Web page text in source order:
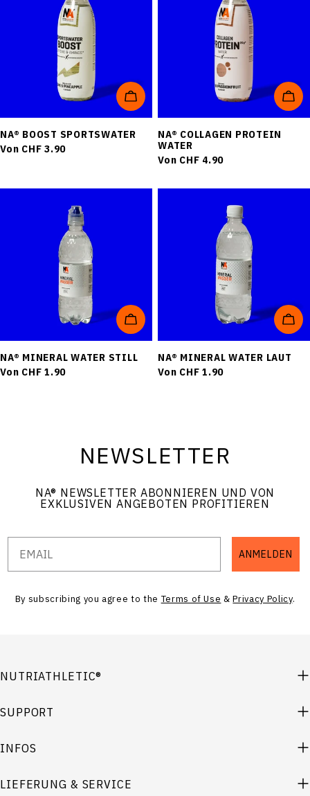
OPTIONEN WÄHLEN
NA® BOOST SPORTSWATER
Regulärer
Von CHF 3.90
NA® COLLAGEN PROTEIN
WATER
Regulärer
Von CHF 4.90
OPTIONEN WÄHLEN
NA® MINERAL WATER STILL
Regulärer
Von CHF 1.90
NA® MINERAL WATER LAUT
Regulärer
Von CHF 1.90
NEWSLETTER
NA® NEWSLETTER ABONNIEREN UND VON
EXKLUSIVEN ANGEBOTEN PROFITIEREN
ANMELDEN
By subscribing you agree to the Terms of Use &Privacy Policy.
NUTRIATHLETIC®
SUPPORT
INFOS
LIEFERUNG & SERVICE
HOL DIR 10 %
RABATT
Willst du über neue Produkte informiert
werden? Wenn ja, dann melde dich an
und spare jetzt zusätzlich 10 % auf
deinen ersten Einkauf.
ABBRECHEN